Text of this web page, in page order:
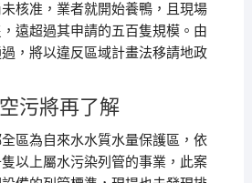
核准，業者就開始養鴨，且現場
遠超過其申請的五百隻規模。 由
，將以違反區域計畫法移請地政
污將再了解
區為自來水水質水量保護區，依
以上屬水污染列管的事業，此案